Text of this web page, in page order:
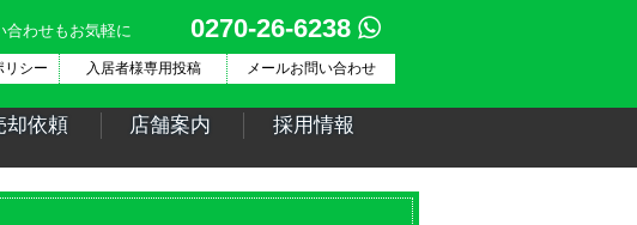
合わせもお気軽に 0270-26-6238
メールお問い合わせ
入居者様専用投稿
リシー
却依頼 店舗案内
採用情報